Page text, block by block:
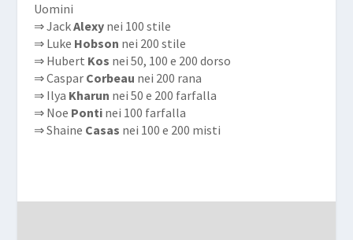
Uomini
⇒ JackAlexynei 100 stile
⇒ Luke Hobson nei 200 stile
⇒ Hubert Kos nei 50, 100 e 200 dorso
⇒ Caspar Corbeau nei 200 rana
⇒ Ilya Kharun nei 50 e 200 farfalla
⇒ Noe Pontinei 100 farfalla
⇒ Shaine Casas nei 100 e 200 misti